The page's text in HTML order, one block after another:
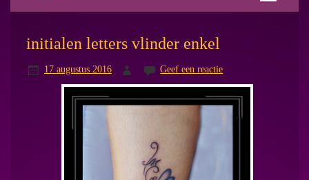
initialen letters vlinder enkel
17 augustus 2016 Geef een reactie